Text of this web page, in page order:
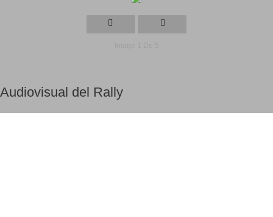
Audiovisual del Rally